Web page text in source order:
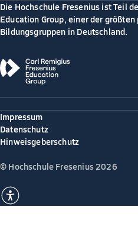
Die Hochschule Fresenius ist Teil
Education Group, einer der
Bildungsgruppen in Deutschland.
Impressum
Datenschutz
Hinweisgeberschutz
© Hochschule Fresenius 2026